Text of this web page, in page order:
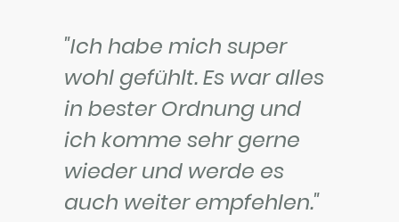
"Ich habe mich super
wohl gefühlt. Es war alles
in bester Ordnung und
ich komme sehr gerne
wieder und werde es
auch weiter empfehlen."